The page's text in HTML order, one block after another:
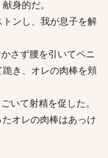
身的だ。
ンし、我が息子を解
さず腰を引いてペニ
き、オレの肉棒を頬
いて射精を促した。
オレの肉棒はあっけ